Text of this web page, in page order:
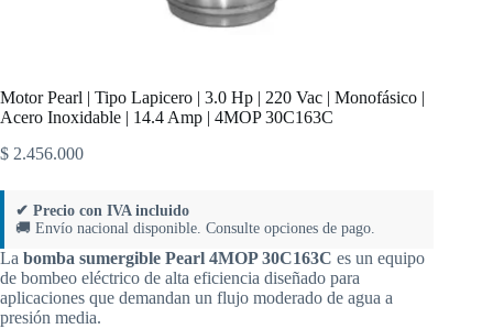
Motor Pearl | Tipo Lapicero | 3.0 Hp | 220 Vac | Monofásico |
Acero Inoxidable | 14.4 Amp | 4MOP 30C163C
$ 2.456.000
✔ Precio con IVA incluido
🚚 Envío nacional disponible. Consulte opciones de pago.
La bomba sumergible Pearl 4MOP 30C163C es un equipo
de bombeo eléctrico de alta eficiencia diseñado para
aplicaciones que demandan un flujo moderado de agua a
presión media.